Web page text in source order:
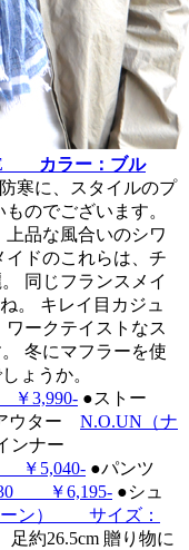
カラー：ブル
寒に、スタイルのプ
のでございます。
品な風合いのシワ
イドのこれらは、チ
同じフランスメイ
。 キレイ目カジュ
ークテイストなス
冬にマフラーを使
ょうか。
3,990- ●ストー
ウター N.O.UN（ナ
ンナー
￥5,040- ●パンツ
30 ￥6,195- ●シュ
ーン） サイズ：
足約26.5cm 贈り物に